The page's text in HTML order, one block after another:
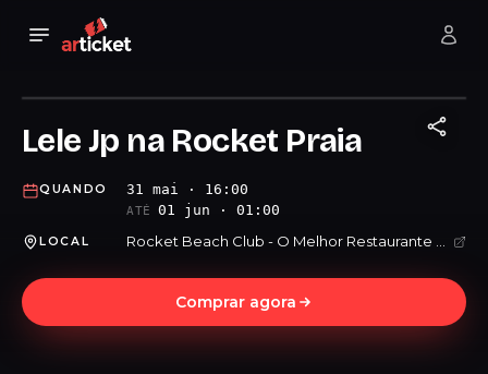
Lele Jp na Rocket Praia
QUANDO 31 mai · 16:00
ATÉ 01 jun · 01:00
LOCAL
Comprar agora